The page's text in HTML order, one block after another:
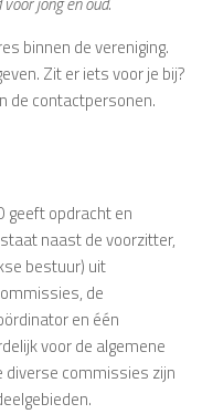
binnen de vereniging.
Zit er iets voor je bij?
de contactpersonen.
geeft opdracht en
naast de voorzitter,
bestuur) uit
de
en één
voor de algemene
diverse commissies zijn